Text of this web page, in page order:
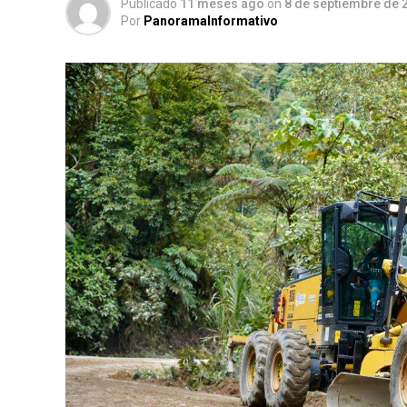
Publicado 11 meses ago on 8 de septiembre de
Por PanoramaInformativo